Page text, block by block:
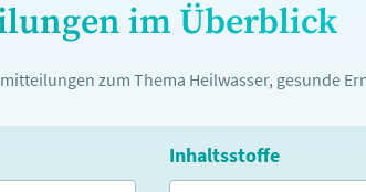
im Überblick
zum Thema Heilwasser, gesunde
Inhaltsstoffe